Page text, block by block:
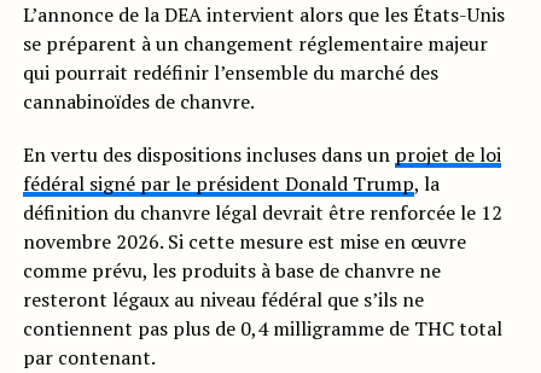
L’annonce de la DEA intervient alors que les États-Unis
se préparent à un changement réglementaire majeur
qui pourrait redéfinir l’ensemble du marché des
cannabinoïdes de chanvre.
En vertu des dispositions incluses dans un projet de loi
fédéral signé par le président Donald Trump, la
définition du chanvre légal devrait être renforcée le 12
novembre 2026. Si cette mesure est mise en œuvre
comme prévu, les produits à base de chanvre ne
resteront légaux au niveau fédéral que s’ils ne
contiennent pas plus de 0,4 milligramme de THC total
par contenant.